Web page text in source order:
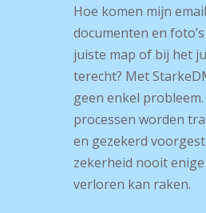
Hoe komen mijn
documenten en
juiste map of bij het
terecht? Met
geen enkel
processen worden
en gezekerd
zekerheid nooit
verloren kan raken.